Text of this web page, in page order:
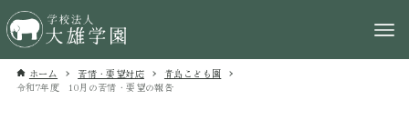
ホーム 苦情・要望対応
青島こども園
令和7年度 10月の苦情・要望の報告